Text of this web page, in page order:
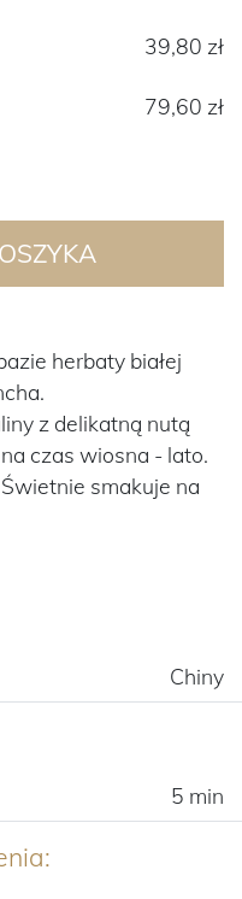
39,80 zł
79,60 zł
herbaty białej
z delikatną nutą
czas wiosna - lato.
smakuje na
Chiny
5 min